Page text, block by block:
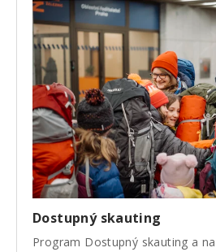
Dostupný skauting
Program Dostupný skauting a